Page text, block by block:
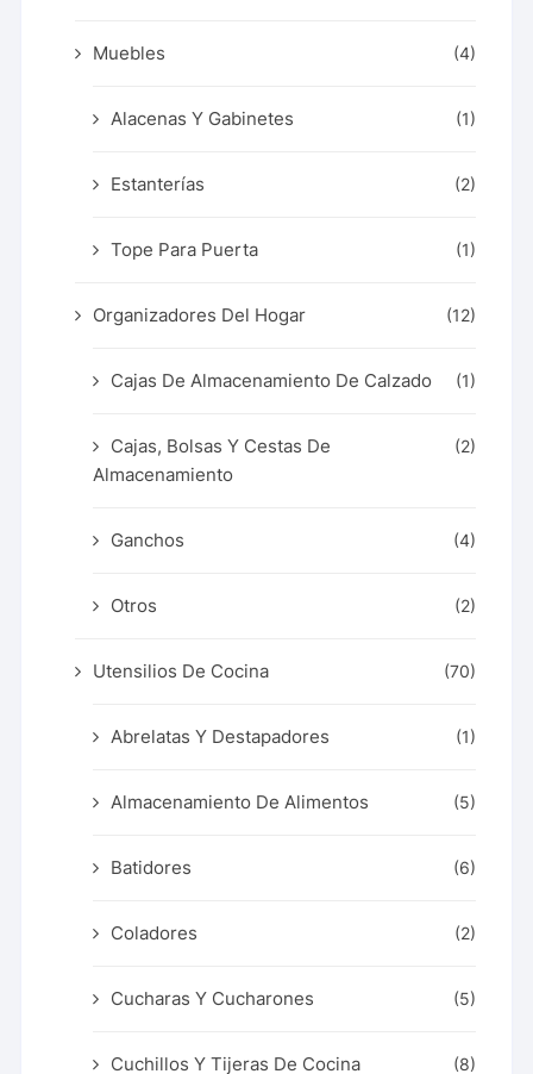
Muebles (4)
Alacenas Y Gabinetes (1)
Estanterías (2)
Tope Para Puerta (1)
Organizadores Del Hogar (12)
Cajas De Almacenamiento De Calzado (1)
Cajas, Bolsas Y Cestas De
Almacenamiento
(2)
Ganchos (4)
Otros (2)
Utensilios De Cocina (70)
Abrelatas Y Destapadores (1)
Almacenamiento De Alimentos (5)
Batidores (6)
Coladores (2)
Cucharas Y Cucharones (5)
Cuchillos Y Tijeras De Cocina (8)